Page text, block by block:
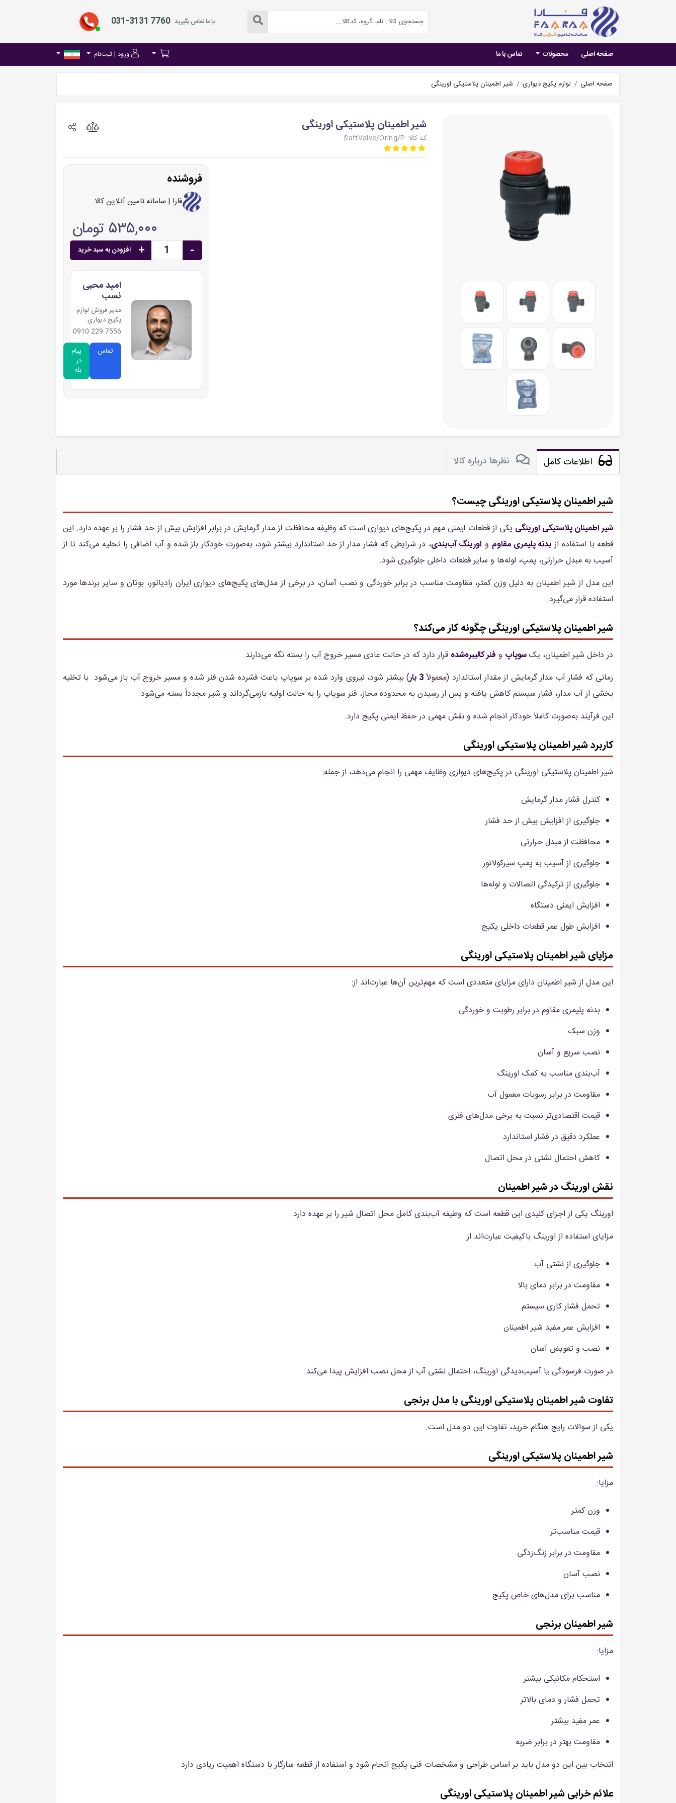
با ما تماس بگیرید 031-3131 7760
صفحه اصلی محصولات تماس با ما ورود | ثبت‌نام
صفحه اصلی لوازم پکیج دیواری شیر اطمینان پلاستیکی اورینگی
شیر اطمینان پلاستیکی اورینگی
کد کالا: SaftValve/Oring/P
فروشنده
فارا | سامانه تامین آنلاین کالا
۵۳۵,۰۰۰ تومان
-
+ افزودن به سبد خرید
امید محبی
نسب
مدیر فروش لوازم
پکیج دیواری
7556 229 0910
تماس
پیام
در
بله
اطلاعات کامل نظرها درباره کالا
شیر اطمینان پلاستیکی اورینگی چیست؟
شیر اطمینان پلاستیکی اورینگی یکی از قطعات ایمنی مهم در پکیج‌های دیواری است که وظیفه محافظت از مدار گرمایش در برابر افزایش بیش از حد فشار را بر عهده دارد. این
قطعه با استفاده ازبدنه پلیمری مقاوم و اورینگ آب‌بندی، در شرایطی که فشار مدار از حد استاندارد بیشتر شود، به‌صورت خودکار باز شده و آب اضافی را تخلیه می‌کند تا از
آسیب به مبدل حرارتی، پمپ، لوله‌ها و سایر قطعات داخلی جلوگیری شود.
این مدل از شیر اطمینان به دلیل وزن کمتر، مقاومت مناسب در برابر خوردگی و نصب آسان، در برخی از مدل‌های پکیج‌های دیواری ایران رادیاتور، بوتان و سایر برندها مورد
استفاده قرار می‌گیرد.
شیر اطمینان پلاستیکی اورینگی چگونه کار می‌کند؟
در داخل شیر اطمینان، یکسوپاپ و فنر کالیبره‌شده قرار دارد که در حالت عادی مسیر خروج آب را بسته نگه می‌دارند.
زمانی که فشار آب مدار گرمایش از مقدار استاندارد (معمولاً3 بار
) بیشتر شود، نیروی وارد شده بر سوپاپ باعث فشرده شدن فنر شده و مسیر خروج آب باز می‌شود. با تخلیه
بخشی از آب مدار، فشار سیستم کاهش یافته و پس از رسیدن به محدوده مجاز، فنر سوپاپ را به حالت اولیه بازمی‌گرداند و شیر مجدداً بسته می‌شود.
این فرآیند به‌صورت کاملاً خودکار انجام شده و نقش مهمی در حفظ ایمنی پکیج دارد.
کاربرد شیر اطمینان پلاستیکی اورینگی
شیر اطمینان پلاستیکی اورینگی در پکیج‌های دیواری وظایف مهمی را انجام می‌دهد، از جمله:
کنترل فشار مدار گرمایش
جلوگیری از افزایش بیش از حد فشار
محافظت از مبدل حرارتی
جلوگیری از آسیب به پمپ سیرکولاتور
جلوگیری از ترکیدگی اتصالات و لوله‌ها
افزایش ایمنی دستگاه
افزایش طول عمر قطعات داخلی پکیج
مزایای شیر اطمینان پلاستیکی اورینگی
این مدل از شیر اطمینان دارای مزایای متعددی است که مهم‌ترین آن‌ها عبارت‌اند از:
بدنه پلیمری مقاوم در برابر رطوبت و خوردگی
وزن سبک
نصب سریع و آسان
آب‌بندی مناسب به کمک اورینگ
مقاومت در برابر رسوبات معمول آب
قیمت اقتصادی‌تر نسبت به برخی مدل‌های فلزی
عملکرد دقیق در فشار استاندارد
کاهش احتمال نشتی در محل اتصال
نقش اورینگ در شیر اطمینان
اورینگ یکی از اجزای کلیدی این قطعه است که وظیفه آب‌بندی کامل محل اتصال شیر را بر عهده دارد.
مزایای استفاده از اورینگ باکیفیت عبارت‌اند از:
جلوگیری از نشتی آب
مقاومت در برابر دمای بالا
تحمل فشار کاری سیستم
افزایش عمر مفید شیر اطمینان
نصب و تعویض آسان
در صورت فرسودگی یا آسیب‌دیدگی اورینگ، احتمال نشتی آب از محل نصب افزایش پیدا می‌کند.
تفاوت شیر اطمینان پلاستیکی اورینگی با مدل برنجی
یکی از سوالات رایج هنگام خرید، تفاوت این دو مدل است.
شیر اطمینان پلاستیکی اورینگی
مزایا:
وزن کمتر
قیمت مناسب‌تر
مقاومت در برابر زنگ‌زدگی
نصب آسان
مناسب برای مدل‌های خاص پکیج
شیر اطمینان برنجی
مزایا:
استحکام مکانیکی بیشتر
تحمل فشار و دمای بالاتر
عمر مفید بیشتر
مقاومت بهتر در برابر ضربه
انتخاب بین این دو مدل باید بر اساس طراحی و مشخصات فنی پکیج انجام شود و استفاده از قطعه سازگار با دستگاه اهمیت زیادی دارد.
علائم خرابی شیر اطمینان پلاستیکی اورینگی